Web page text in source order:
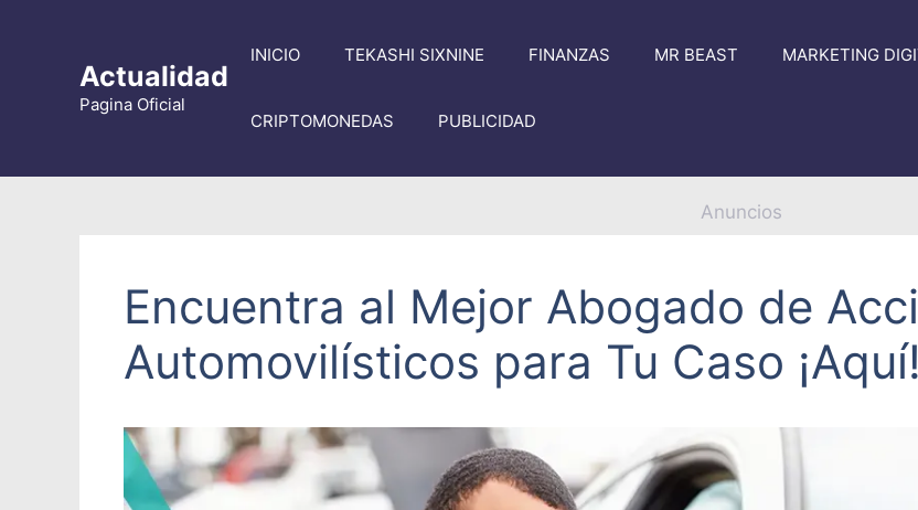
contenidoActualidad
Pagina Oficial
INICIO TEKASHI SIXNINE FINANZAS MR BEAST MARKETING
CRIPTOMONEDAS PUBLICIDAD
Anuncios
Encuentra al Mejor Abogado de
Automovilísticos para Tu Caso ¡Aquí!